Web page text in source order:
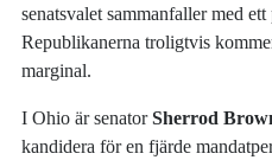
senatsvalet sammanfaller med
Republikanerna troligtvis
marginal.
I Ohio är senatorSherrod
kandidera för en fjärde